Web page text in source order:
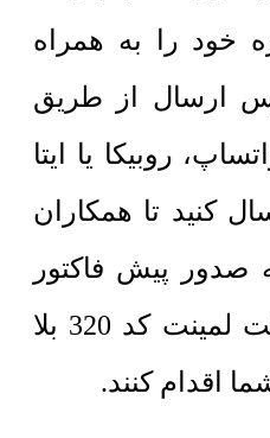
خود را به همراه
ارسال از طریق
روبیکا یا ایتا
کنید تا همکاران
صدور پیش فاکتور
فروش پارکت لمینت کد 320 بلا
اقدام کنند.